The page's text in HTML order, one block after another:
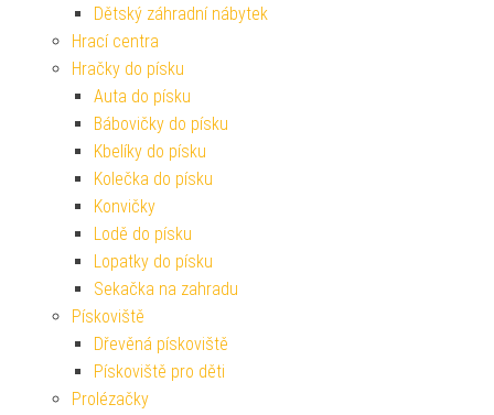
Dětský záhradní nábytek
Hrací centra
Hračky do písku
Auta do písku
Bábovičky do písku
Kbelíky do písku
Kolečka do písku
Konvičky
Lodě do písku
Lopatky do písku
Sekačka na zahradu
Pískoviště
Dřevěná pískoviště
Pískoviště pro děti
Prolézačky